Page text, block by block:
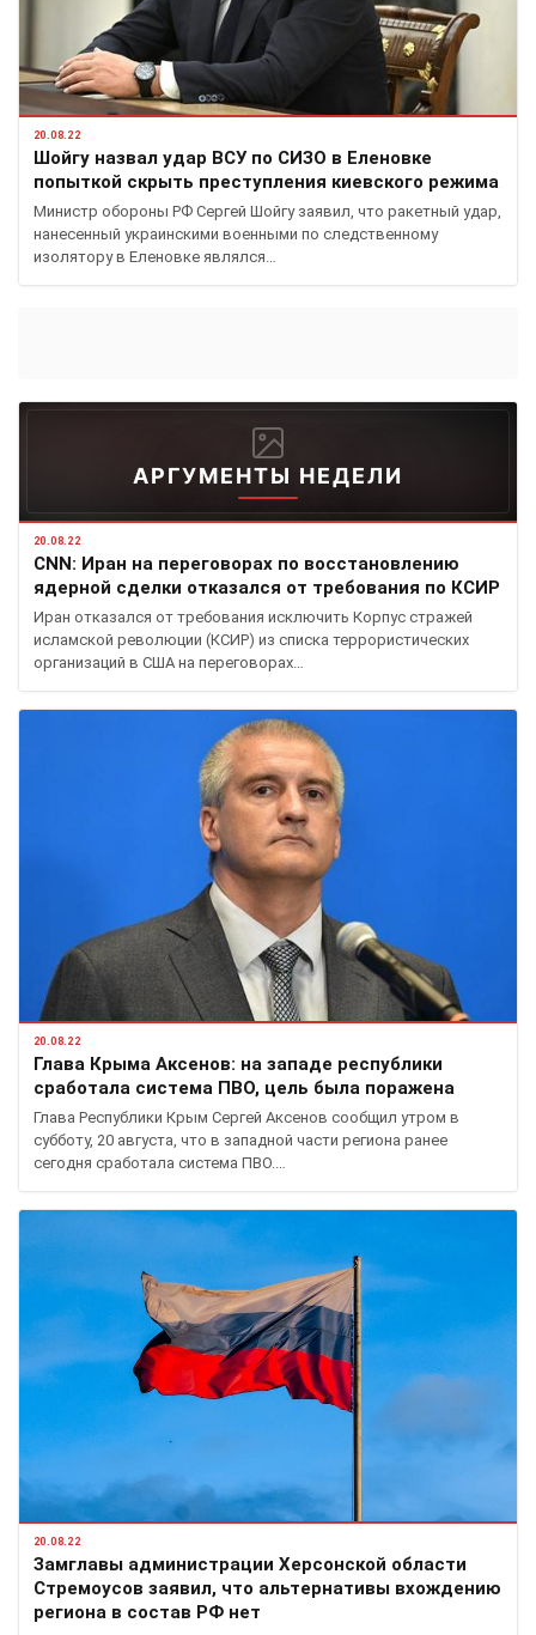
20.08.22
Шойгу назвал удар ВСУ по СИЗО в Еленовке
попыткой скрыть преступления киевского режима
Министр обороны РФ Сергей Шойгу заявил, что ракетный удар,
нанесенный украинскими военными по следственному
изолятору в Еленовке являлся…
АРГУМЕНТЫ НЕДЕЛИ
20.08.22
CNN: Иран на переговорах по восстановлению
ядерной сделки отказался от требования по КСИР
Иран отказался от требования исключить Корпус стражей
исламской революции (КСИР) из списка террористических
организаций в США на переговорах…
20.08.22
Глава Крыма Аксенов: на западе республики
сработала система ПВО, цель была поражена
Глава Республики Крым Сергей Аксенов сообщил утром в
субботу, 20 августа, что в западной части региона ранее
сегодня сработала система ПВО.…
20.08.22
Замглавы администрации Херсонской области
Стремоусов заявил, что альтернативы вхождению
региона в состав РФ нет